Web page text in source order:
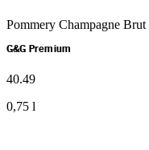
Pommery Champagne Brut
G&G Premium
40.49
0,75 l